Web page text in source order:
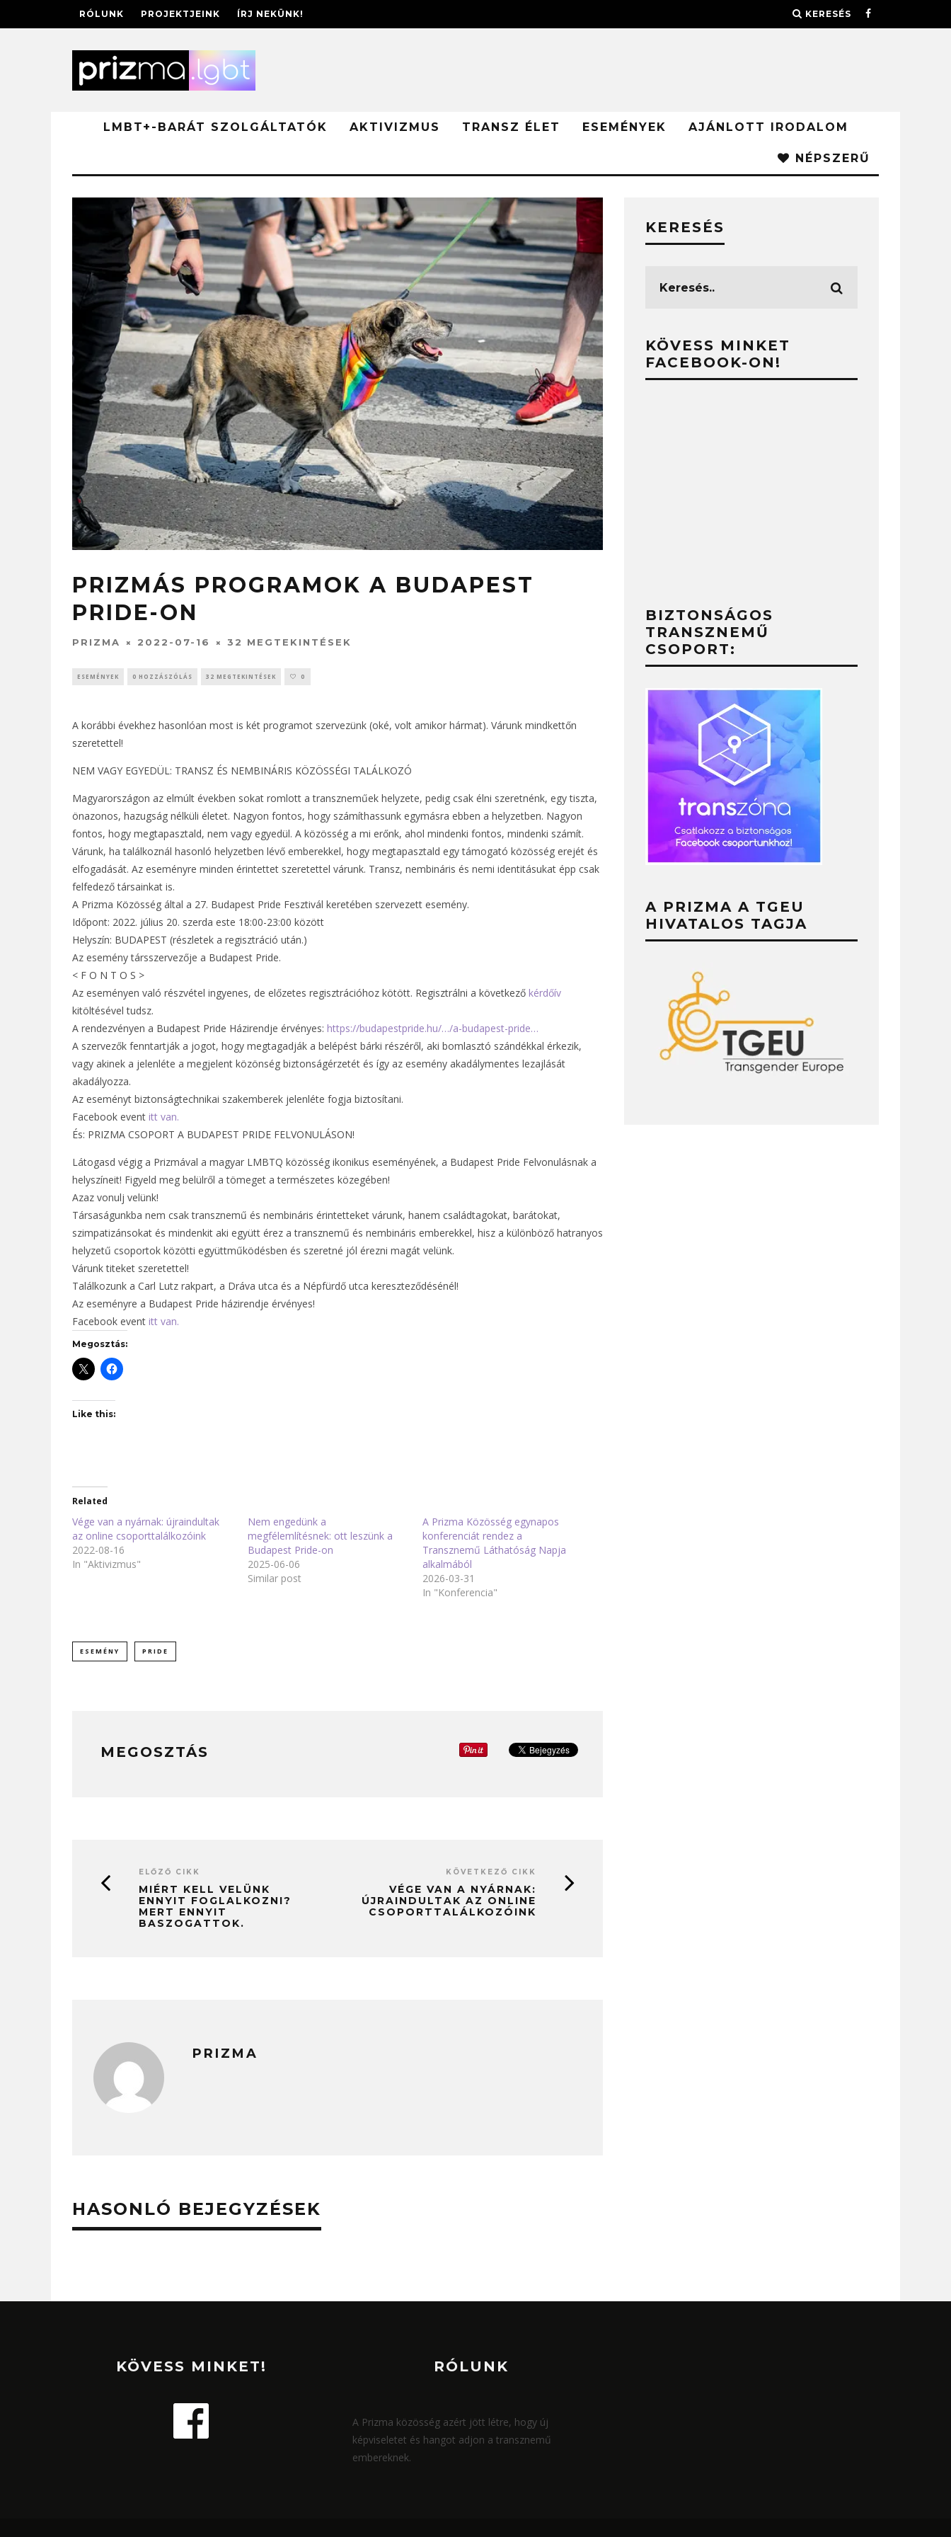
RÓLUNK PROJEKTJEINK ÍRJ NEKÜNK! KERESÉS
LMBT+-BARÁT SZOLGÁLTATÓK AKTIVIZMUS TRANSZ ÉLET ESEMÉNYEK AJÁNLOTT IRODALOM
NÉPSZERŰ
PRIZMÁS PROGRAMOK A BUDAPEST
PRIDE-ON
PRIZMA 2022-07-16 32 MEGTEKINTÉSEK
ESEMÉNYEK 0 HOZZÁSZÓLÁS 32 MEGTEKINTÉSEK 0
A korábbi évekhez hasonlóan most is két programot szervezünk (oké, volt amikor hármat). Várunk mindkettőn
szeretettel!
NEM VAGY EGYEDÜL: TRANSZ ÉS NEMBINÁRIS KÖZÖSSÉGI TALÁLKOZÓ
Magyarországon az elmúlt években sokat romlott a transzneműek helyzete, pedig csak élni szeretnénk, egy tiszta,
önazonos, hazugság nélküli életet. Nagyon fontos, hogy számíthassunk egymásra ebben a helyzetben. Nagyon
fontos, hogy megtapasztald, nem vagy egyedül. A közösség a mi erőnk, ahol mindenki fontos, mindenki számít.
Várunk, ha találkoznál hasonló helyzetben lévő emberekkel, hogy megtapasztald egy támogató közösség erejét és
elfogadását. Az eseményre minden érintettet szeretettel várunk. Transz, nembináris és nemi identitásukat épp csak
felfedező társainkat is.
A Prizma Közösség által a 27. Budapest Pride Fesztivál keretében szervezett esemény.
Időpont: 2022. július 20. szerda este 18:00-23:00 között
Helyszín: BUDAPEST (részletek a regisztráció után.)
Az esemény társszervezője a Budapest Pride.
< F O N T O S >
Az eseményen való részvétel ingyenes, de előzetes regisztrációhoz kötött. Regisztrálni a következő kérdőív
kitöltésével tudsz.
A rendezvényen a Budapest Pride Házirendje érvényes: https://budapestpride.hu/…/a-budapest-pride…
A szervezők fenntartják a jogot, hogy megtagadják a belépést bárki részéről, aki bomlasztó szándékkal érkezik,
vagy akinek a jelenléte a megjelent közönség biztonságérzetét és így az esemény akadálymentes lezajlását
akadályozza.
Az eseményt biztonságtechnikai szakemberek jelenléte fogja biztosítani.
Facebook event itt van.
És: PRIZMA CSOPORT A BUDAPEST PRIDE FELVONULÁSON!
Látogasd végig a Prizmával a magyar LMBTQ közösség ikonikus eseményének, a Budapest Pride Felvonulásnak a
helyszíneit! Figyeld meg belülről a tömeget a természetes közegében!
Azaz vonulj velünk!
Társaságunkba nem csak transznemű és nembináris érintetteket várunk, hanem családtagokat, barátokat,
szimpatizánsokat és mindenkit aki együtt érez a transznemű és nembináris emberekkel, hisz a különböző hatranyos
helyzetű csoportok közötti együttműködésben és szeretné jól érezni magát velünk.
Várunk titeket szeretettel!
Találkozunk a Carl Lutz rakpart, a Dráva utca és a Népfürdő utca kereszteződésénél!
Az eseményre a Budapest Pride házirendje érvényes!
Facebook event itt van.
Megosztás:
Like this:
Related
Vége van a nyárnak: újraindultak
az online csoporttalálkozóink
2022-08-16
In "Aktivizmus"
Nem engedünk a
megfélemlítésnek: ott leszünk a
Budapest Pride-on
2025-06-06
Similar post
A Prizma Közösség egynapos
konferenciát rendez a
Transznemű Láthatóság Napja
alkalmából
2026-03-31
In "Konferencia"
ESEMÉNY PRIDE
MEGOSZTÁS
ELŐZŐ CIKK
MIÉRT KELL VELÜNK
ENNYIT FOGLALKOZNI?
MERT ENNYIT
BASZOGATTOK.
KÖVETKEZŐ CIKK
VÉGE VAN A NYÁRNAK:
ÚJRAINDULTAK AZ ONLINE
CSOPORTTALÁLKOZÓINK
PRIZMA
HASONLÓ BEJEGYZÉSEK
KERESÉS
KÖVESS MINKET
FACEBOOK-ON!
BIZTONSÁGOS
TRANSZNEMŰ
CSOPORT:
A PRIZMA A TGEU
HIVATALOS TAGJA
KÖVESS MINKET! RÓLUNK
A Prizma közösség azért jött létre, hogy új
képviseletet és hangot adjon a transznemű
embereknek.